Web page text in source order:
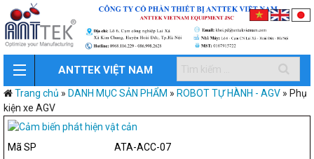
ANTTEK VIỆT NAM
Trang chủ » DANH MỤC SẢN PHẨM » ROBOT TỰ HÀNH - AGV » Phụ
kiện xe AGV
Mã SP ATA-ACC-07